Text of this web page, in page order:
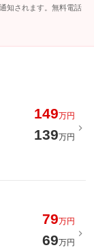
知されます。無料電話
149万円
139万円
79万円
69万円